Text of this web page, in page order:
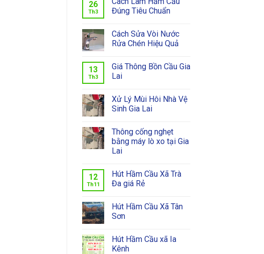
26
Th3
Đúng Tiêu Chuẩn
Cách Sửa Vòi Nước
Rửa Chén Hiệu Quả
13
Th3
Giá Thông Bồn Cầu Gia
Lai
Xử Lý Mùi Hôi Nhà Vệ
Sinh Gia Lai
Thông cống nghẹt
bằng máy lò xo tại Gia
Lai
12
Th11
Hút Hầm Cầu Xã Trà
Đa giá Rẻ
Hút Hầm Cầu Xã Tân
Sơn
Hút Hầm Cầu xã Ia
Kênh